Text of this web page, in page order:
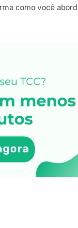
como você